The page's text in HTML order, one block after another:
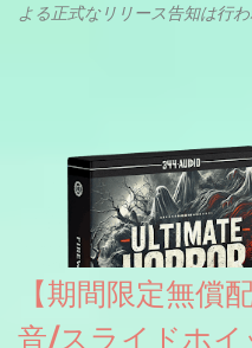
よる正式なリリース告知は行
のあるDrumNetのメーカーで
ソースを元に設計・改良した
【期間限定無償
音/スライドホイ